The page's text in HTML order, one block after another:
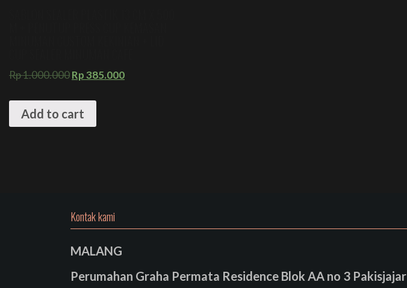
Rp1.000.000Rp385.000
Add to cart
Kontak kami
MALANG
Perumahan Graha Permata Residence Blok AA no 3 Pakisjajar